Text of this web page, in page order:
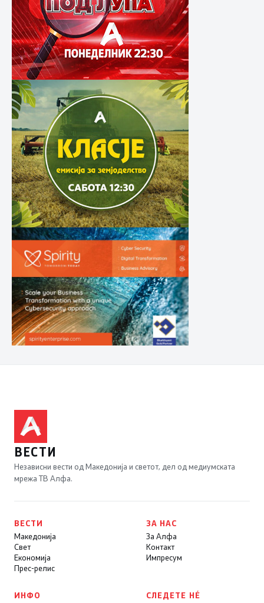
ВЕСТИ
Независни вести од Македонија и светот, дел од медиумската
мрежа ТВ Алфа.
ВЕСТИ
Македонија
Свет
Економија
Прес-релис
ЗА НАС
За Алфа
Контакт
Импресум
ИНФО
СЛЕДЕТЕ НÉ